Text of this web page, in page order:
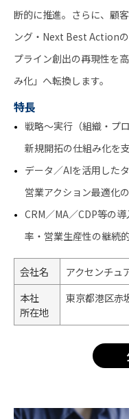
断的に推進。さらに、顧
ング・Next Best Action
プライン創出の再現性を
み化」へ転換します。
特長
戦略～実行（組織・プ
新規開拓の仕組み化を
データ／AIを活用した
営業アクション最適化
CRM／MA／CDP等の
率・営業生産性の継続
会社名
アクセンチュ
本社
所在地
東京都港区赤